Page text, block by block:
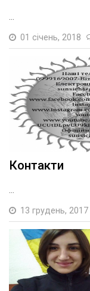
01 січень, 2018
Контакти
13 грудень, 2017